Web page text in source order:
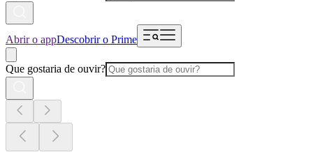
Abrir o appDescobrir o Prime
Que gostaria de ouvir?